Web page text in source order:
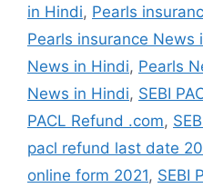
in Hindi, Pearls
Pearls insurance News
News in Hindi, Pearls
News in Hindi, SEBI
PACL Refund .com,
pacl refund last date
online form 2021, SEBI